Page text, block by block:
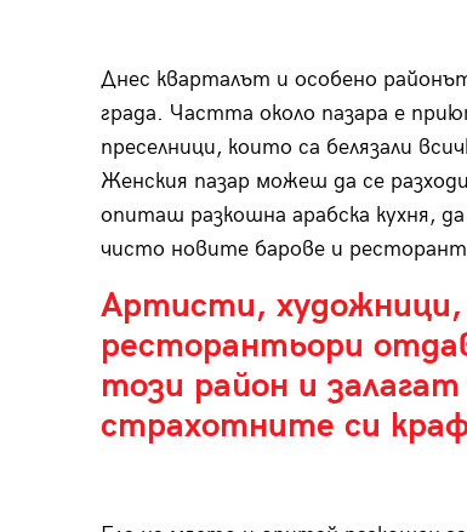
Днес кварталът и особено
града. Частта около пазара е
преселници, които са белязали
Женския пазар можеш да се
опиташ разкошна арабска кухня,
чисто новите барове и
Артисти,
ресторантьори
този район и
страхотните си